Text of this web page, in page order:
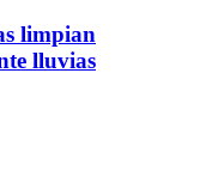
limpian
lluvias